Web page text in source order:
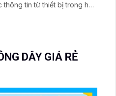
thông tin từ thiết bị trong hệ
DÂY GIÁ RẺ